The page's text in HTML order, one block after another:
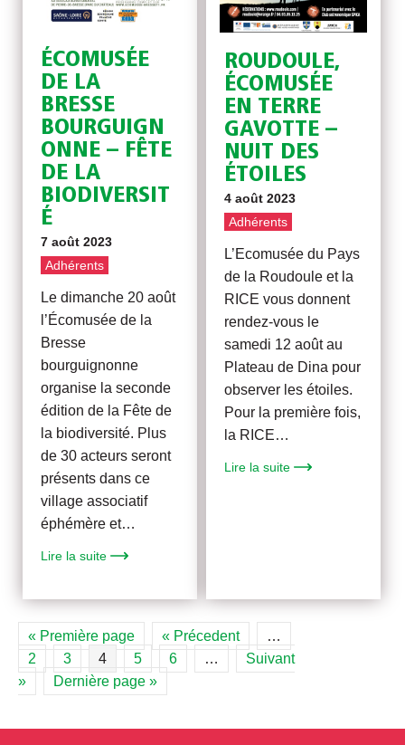
ÉCOMUSÉE
DE LA
BRESSE
BOURGUIGN
ONNE – FÊTE
DE LA
BIODIVERSIT
É
7 août 2023
Adhérents
Le dimanche 20 août
l’Écomusée de la
Bresse
bourguignonne
organise la seconde
édition de la Fête de
la biodiversité. Plus
de 30 acteurs seront
présents dans ce
village associatif
éphémère et…
Lire la suite
ROUDOULE,
ÉCOMUSÉE
EN TERRE
GAVOTTE –
NUIT DES
ÉTOILES
4 août 2023
Adhérents
L’Ecomusée du Pays
de la Roudoule et la
RICE vous donnent
rendez-vous le
samedi 12 août au
Plateau de Dina pour
observer les étoiles.
Pour la première fois,
la RICE…
Lire la suite
« Première page « Précedent
…
2
3 4 5 6 …
Suivant
»
Dernière page »